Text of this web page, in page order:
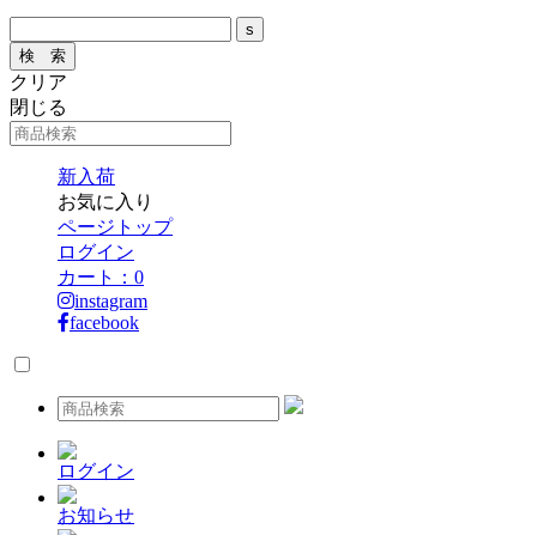
クリア
閉じる
新入荷
お気に入り
ページトップ
ログイン
カート： 0
instagram
facebook
ログイン
お知らせ